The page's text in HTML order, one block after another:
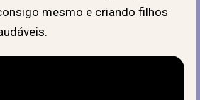
mesmo e criando filhos